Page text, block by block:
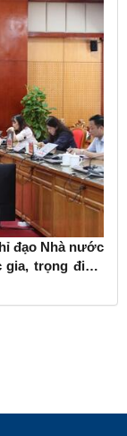
đạo Nhà nước
trọng điểm